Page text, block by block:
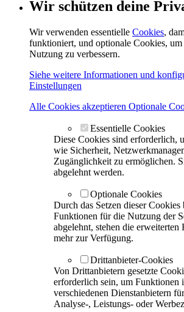
Wir schützen deine
Wir verwenden essentielle Cookies,
funktioniert, und optionale Cookies,
Nutzung zu verbessern.
Siehe weitere Informationen und
Einstellungen
Alle Cookies akzeptieren Optionale
Essentielle Cookies
Diese Cookies sind erforderlich,
wie Sicherheit,
Zugänglichkeit zu ermöglichen.
abgelehnt werden.
Optionale Cookies
Durch das Setzen dieser Cookies
Funktionen für die Nutzung der
abgelehnt, stehen die
mehr zur Verfügung.
Drittanbieter-Cookies
Von Drittanbietern gesetzte
erforderlich sein, um Funktionen
verschiedenen Dienstanbietern
Analyse-, Leistungs- oder